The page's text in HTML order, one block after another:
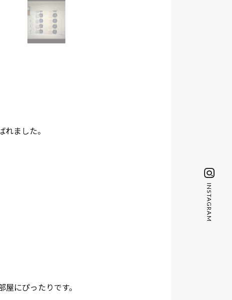
ました。
にぴったりです。
INSTAGRAM